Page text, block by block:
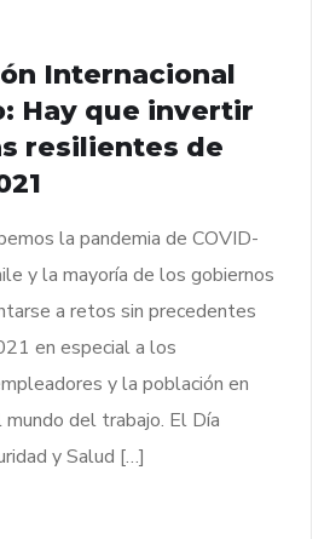
Internacional
Hay que invertir
resilientes de
la pandemia de COVID-
y la mayoría de los gobiernos
a retos sin precedentes
en especial a los
y la población en
del trabajo. El Día
y Salud […]